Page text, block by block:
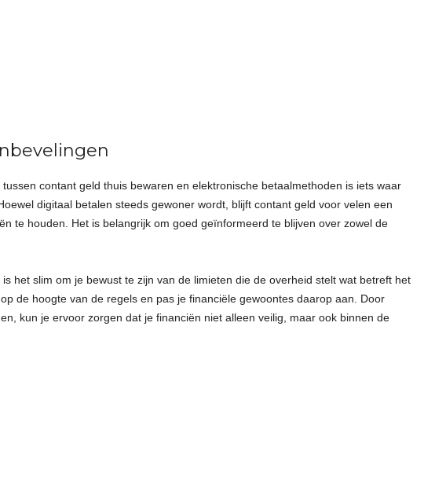
contant geld thuis bewaren en elektronische betaalmethoden is iets waar
digitaal betalen steeds gewoner wordt, blijft contant geld voor velen een
te houden. Het is belangrijk om goed geïnformeerd te blijven over zowel de
het slim om je bewust te zijn van de limieten die de overheid stelt wat betreft het
de hoogte van de regels en pas je financiële gewoontes daarop aan. Door
kun je ervoor zorgen dat je financiën niet alleen veilig, maar ook binnen de